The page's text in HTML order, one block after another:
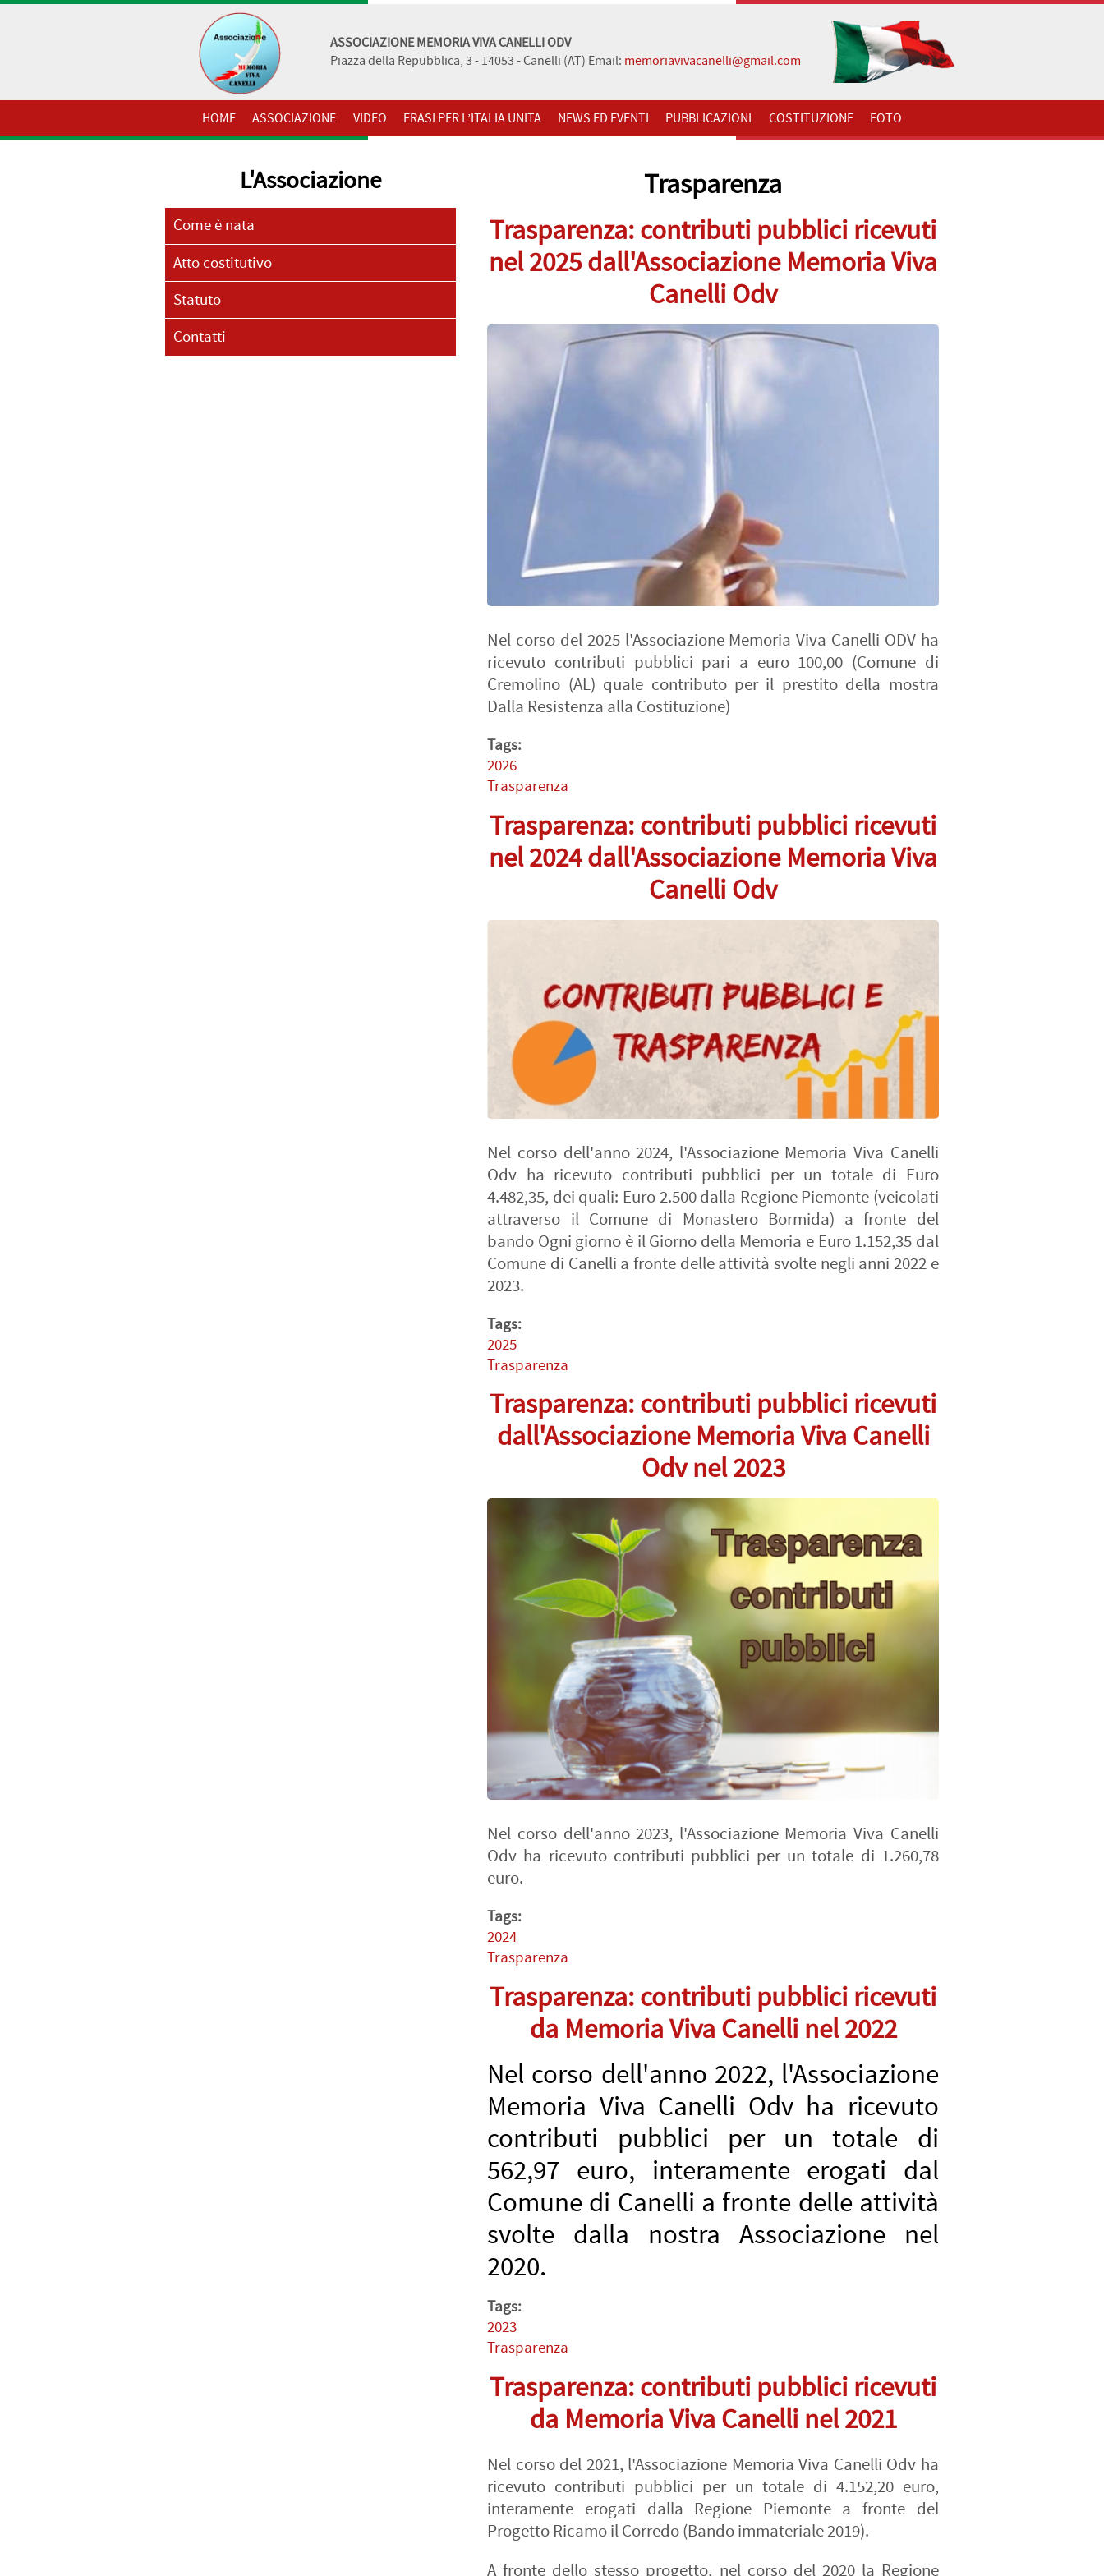
ASSOCIAZIONE MEMORIA VIVA CANELLI ODV
Piazza della Repubblica, 3 - 14053 - Canelli (AT) Email: memoriavivacanelli@gmail.com
HOME ASSOCIAZIONE VIDEO FRASI PER L’ITALIA UNITA NEWS ED EVENTI PUBBLICAZIONI COSTITUZIONE FOTO
L'Associazione
Come è nata
Atto costitutivo
Statuto
Contatti
Trasparenza
Trasparenza: contributi pubblici ricevuti
nel 2025 dall'Associazione Memoria Viva
Canelli Odv
Nel corso del 2025 l'Associazione Memoria Viva Canelli ODV ha
ricevuto contributi pubblici pari a euro 100,00 (Comune di
Cremolino (AL) quale contributo per il prestito della mostra
Dalla Resistenza alla Costituzione)
Tags:
2026
Trasparenza
Trasparenza: contributi pubblici ricevuti
nel 2024 dall'Associazione Memoria Viva
Canelli Odv
Nel corso dell'anno 2024, l'Associazione Memoria Viva Canelli
Odv ha ricevuto contributi pubblici per un totale di Euro
4.482,35, dei quali: Euro 2.500 dalla Regione Piemonte (veicolati
attraverso il Comune di Monastero Bormida) a fronte del
bando Ogni giorno è il Giorno della Memoria e Euro 1.152,35 dal
Comune di Canelli a fronte delle attività svolte negli anni 2022 e
2023.
Tags:
2025
Trasparenza
Trasparenza: contributi pubblici ricevuti
dall'Associazione Memoria Viva Canelli
Odv nel 2023
Nel corso dell'anno 2023, l'Associazione Memoria Viva Canelli
Odv ha ricevuto contributi pubblici per un totale di 1.260,78
euro.
Tags:
2024
Trasparenza
Trasparenza: contributi pubblici ricevuti
da Memoria Viva Canelli nel 2022
Nel corso dell'anno 2022, l'Associazione
Memoria Viva Canelli Odv ha ricevuto
contributi pubblici per un totale di
562,97 euro, interamente erogati dal
Comune di Canelli a fronte delle attività
svolte dalla nostra Associazione nel
2020.
Tags:
2023
Trasparenza
Trasparenza: contributi pubblici ricevuti
da Memoria Viva Canelli nel 2021
Nel corso del 2021, l'Associazione Memoria Viva Canelli Odv ha
ricevuto contributi pubblici per un totale di 4.152,20 euro,
interamente erogati dalla Regione Piemonte a fronte del
Progetto Ricamo il Corredo (Bando immateriale 2019).
A fronte dello stesso progetto, nel corso del 2020 la Regione